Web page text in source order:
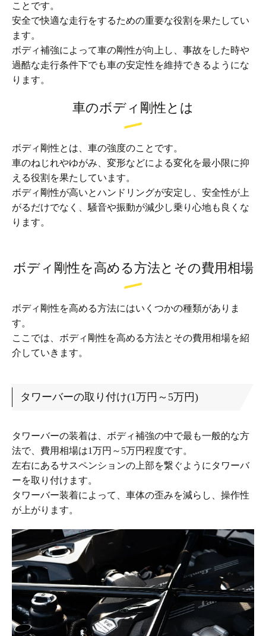
ことです。
安全で快適な走行をするための重要な役割を果たしてい
ます。
ボディ補強によって車の剛性が向上し、事故をした時や
過酷な走行条件下でも車の安定性を維持できるようにな
ります。
車のボディ剛性とは
ボディ剛性とは、車の強度のことです。
車のねじれやゆがみ、変形などによる変化を最小限に抑
える役割を果たしています。
ボディ剛性が高いとハンドリングが安定し、安全性が上
がるだけでなく、騒音や振動が減少し乗り心地も良くな
ります。
ボディ剛性を高める方法とその費用相場
ボディ剛性を高める方法にはいくつかの種類がありま
す。
ここでは、ボディ剛性を高める方法とその費用相場を紹
介していきます。
タワーバーの取り付け(1万円～5万円)
タワーバーの装着は、ボディ補強の中で最も一般的な方
法で、費用相場は1万円～5万円程度です。
左右にあるサスペンションの上部を繋ぐようにタワーバ
ーを取り付けます。
タワーバー装着によって、車体の歪みを減らし、操作性
が上がります。